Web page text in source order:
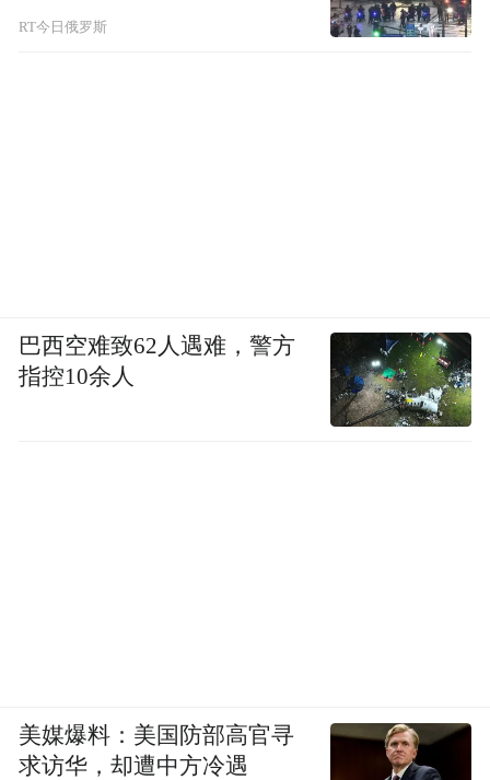
RT今日俄罗斯
巴西空难致62人遇难，警方
指控10余人
美媒爆料：美国防部高官寻
求访华，却遭中方冷遇